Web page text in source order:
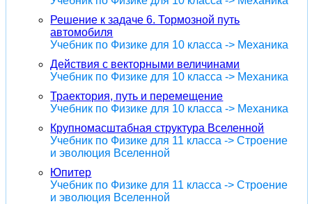
Решение к задаче 6. Тормозной путь
автомобиля
Учебник по Физике для 10 класса -> Механика
Действия с векторными величинами
Учебник по Физике для 10 класса -> Механика
Траектория, путь и перемещение
Учебник по Физике для 10 класса -> Механика
Крупномасштабная структура Вселенной
Учебник по Физике для 11 класса -> Строение
и эволюция Вселенной
Юпитер
Учебник по Физике для 11 класса -> Строение
и эволюция Вселенной